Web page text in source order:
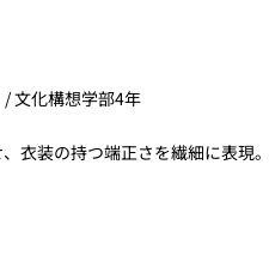
/ 文化構想学部4年
衣装の持つ端正さを繊細に表現